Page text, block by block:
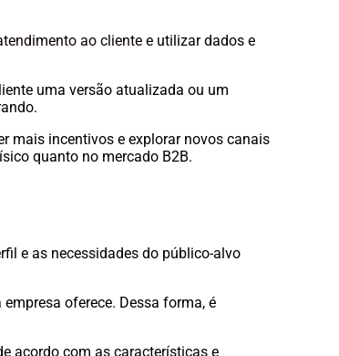
ao cliente e utilizar dados e
uma versão atualizada ou um
mais incentivos e explorar novos canais
quanto no mercado B2B.
e as necessidades do público-alvo
oferece. Dessa forma, é
acordo com as características e